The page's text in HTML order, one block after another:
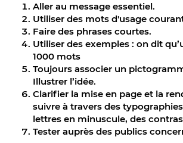
Aller au message essentiel.
Utiliser des mots d'usage
Faire des phrases courtes.
Utiliser des exemples : on dit
1000 mots
Toujours associer un
Illustrer l’idée.
Clarifier la mise en page et la
suivre à travers des
lettres en minuscule, des
Tester auprès des publics